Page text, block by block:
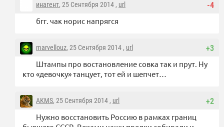
-4
инагент, 25 Сентября 2014 , url
бгг. чак норис напрягся
+3
marvellouz, 25 Сентября 2014 , url
Штампы про востановление совка так и прут. Ну
кто «девочку» танцует, тот ей и шепчет…
+2
AKMS, 25 Сентября 2014 , url
Нужно восстановить Россию в рамках границ